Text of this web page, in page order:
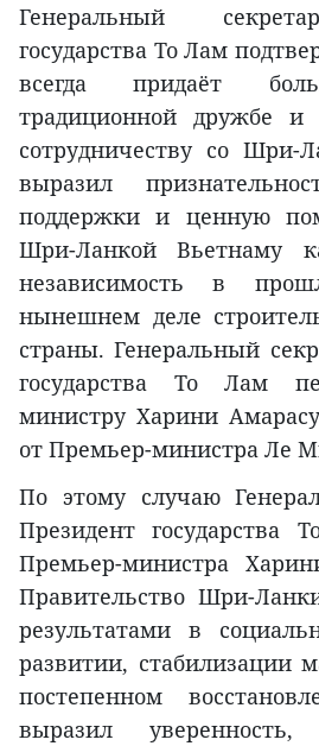
Генеральный
государства То Лам
всегда придаёт
традиционной дружбе и
сотрудничеству со Шри-
выразил
поддержки и ценную
Шри-Ланкой Вьетнаму
независимость в
нынешнем деле
страны. Генеральный
государства То Лам
министру Харини
от Премьер-министра Ле
По этому случаю
Президент государства
Премьер-министра
Правительство Шри-
результатами в
развитии, стабилизации
постепенном
выразил